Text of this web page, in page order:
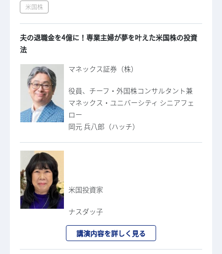
米国株
夫の退職金を4億に！専業主婦が夢を叶えた米国株の投資
法
マネックス証券（株）
役員、チーフ・外国株コンサルタント兼
マネックス・ユニバーシティ シニアフェ
ロー
岡元 兵八郎（ハッチ）
米国投資家
ナスダッ子
講演内容を詳しく見る